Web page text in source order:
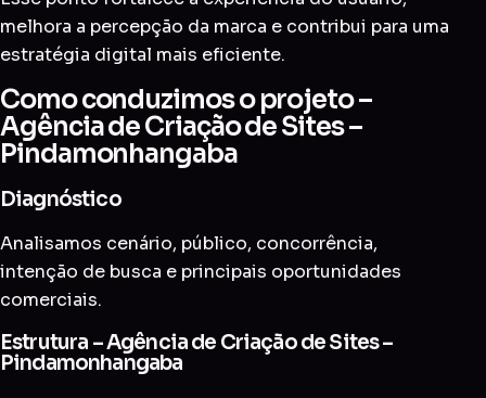
melhora a percepção da marca e contribui para uma
estratégia digital mais eficiente.
Como conduzimos o projeto –
Agência de Criação de Sites –
Pindamonhangaba
Diagnóstico
Analisamos cenário, público, concorrência,
intenção de busca e principais oportunidades
comerciais.
Estrutura – Agência de Criação de Sites –
Pindamonhangaba